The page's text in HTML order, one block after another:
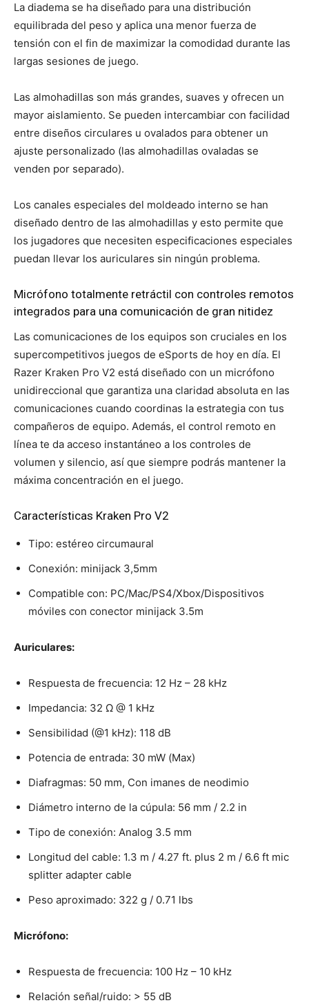
La diadema se ha diseñado para una distribución
equilibrada del peso y aplica una menor fuerza de
tensión con el fin de maximizar la comodidad durante las
largas sesiones de juego.
Las almohadillas son más grandes, suaves y ofrecen un
mayor aislamiento. Se pueden intercambiar con facilidad
entre diseños circulares u ovalados para obtener un
ajuste personalizado (las almohadillas ovaladas se
venden por separado).
Los canales especiales del moldeado interno se han
diseñado dentro de las almohadillas y esto permite que
los jugadores que necesiten especificaciones especiales
puedan llevar los auriculares sin ningún problema.
Micrófono totalmente retráctil con controles remotos
integrados para una comunicación de gran nitidez
Las comunicaciones de los equipos son cruciales en los
supercompetitivos juegos de eSports de hoy en día. El
Razer Kraken Pro V2 está diseñado con un micrófono
unidireccional que garantiza una claridad absoluta en las
comunicaciones cuando coordinas la estrategia con tus
compañeros de equipo. Además, el control remoto en
línea te da acceso instantáneo a los controles de
volumen y silencio, así que siempre podrás mantener la
máxima concentración en el juego.
Características Kraken Pro V2
Tipo: estéreo circumaural
Conexión: minijack 3,5mm
Compatible con: PC/Mac/PS4/Xbox/Dispositivos
móviles con conector minijack 3.5m
Auriculares:
Respuesta de frecuencia: 12 Hz – 28 kHz
Impedancia: 32 Ω @ 1 kHz
Sensibilidad (@1 kHz): 118 dB
Potencia de entrada: 30 mW (Max)
Diafragmas: 50 mm, Con imanes de neodimio
Diámetro interno de la cúpula: 56 mm / 2.2 in
Tipo de conexión: Analog 3.5 mm
Longitud del cable: 1.3 m / 4.27 ft. plus 2 m / 6.6 ft mic
splitter adapter cable
Peso aproximado: 322 g / 0.71 lbs
Micrófono:
Respuesta de frecuencia: 100 Hz – 10 kHz
Relación señal/ruido: > 55 dB